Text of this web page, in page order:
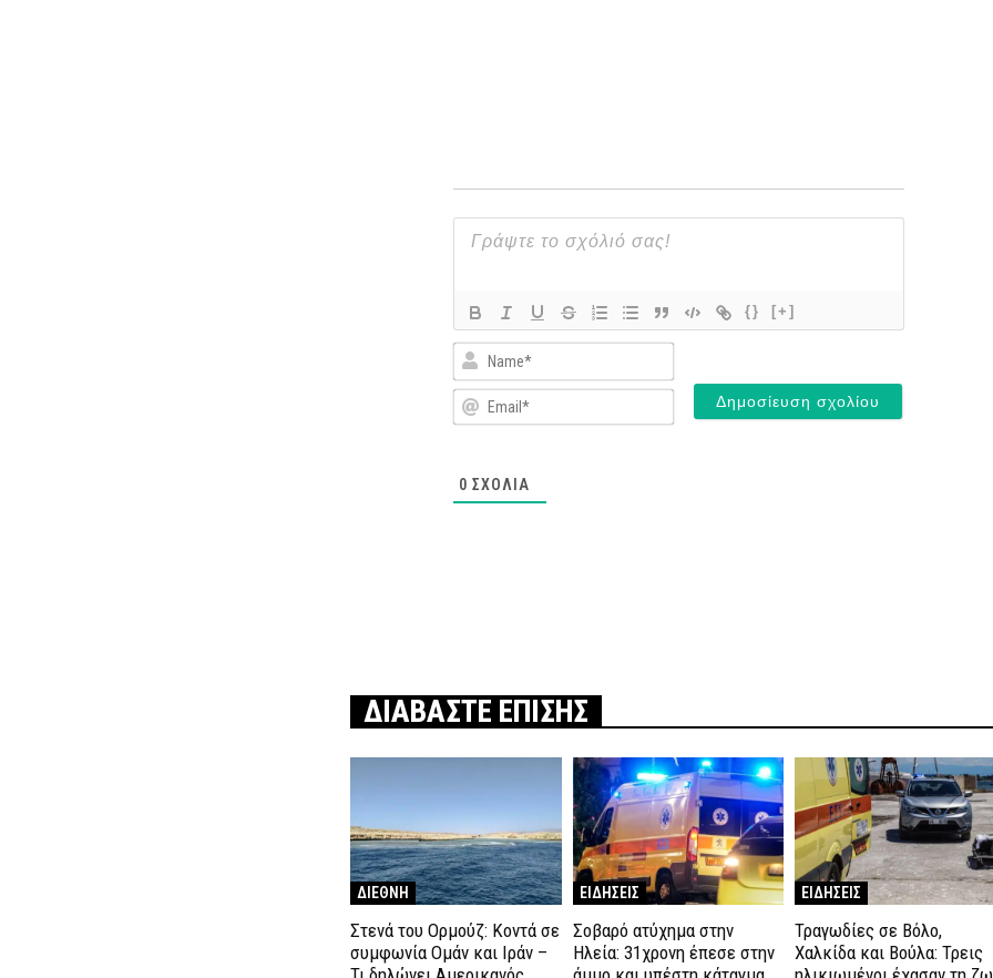
{} [+]
Name*
Email*
0 ΣΧΌΛΙΑ
ΔΙΑΒΑΣΤΕ ΕΠΙΣΗΣ
ΔΙΕΘΝΗ
Στενά του Ορμούζ: Κοντά σε
συμφωνία Ομάν και Ιράν –
ΕΙΔΗΣΕΙΣ
Σοβαρό ατύχημα στην
Ηλεία: 31χρονη έπεσε στην
ΕΙΔΗΣΕΙΣ
Τραγωδίες σε Βόλο,
Χαλκίδα και Βούλα: Τρεις